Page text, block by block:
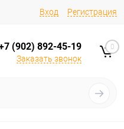
Вход Регистрация
(902) 892-45-19
Заказать звонок
0